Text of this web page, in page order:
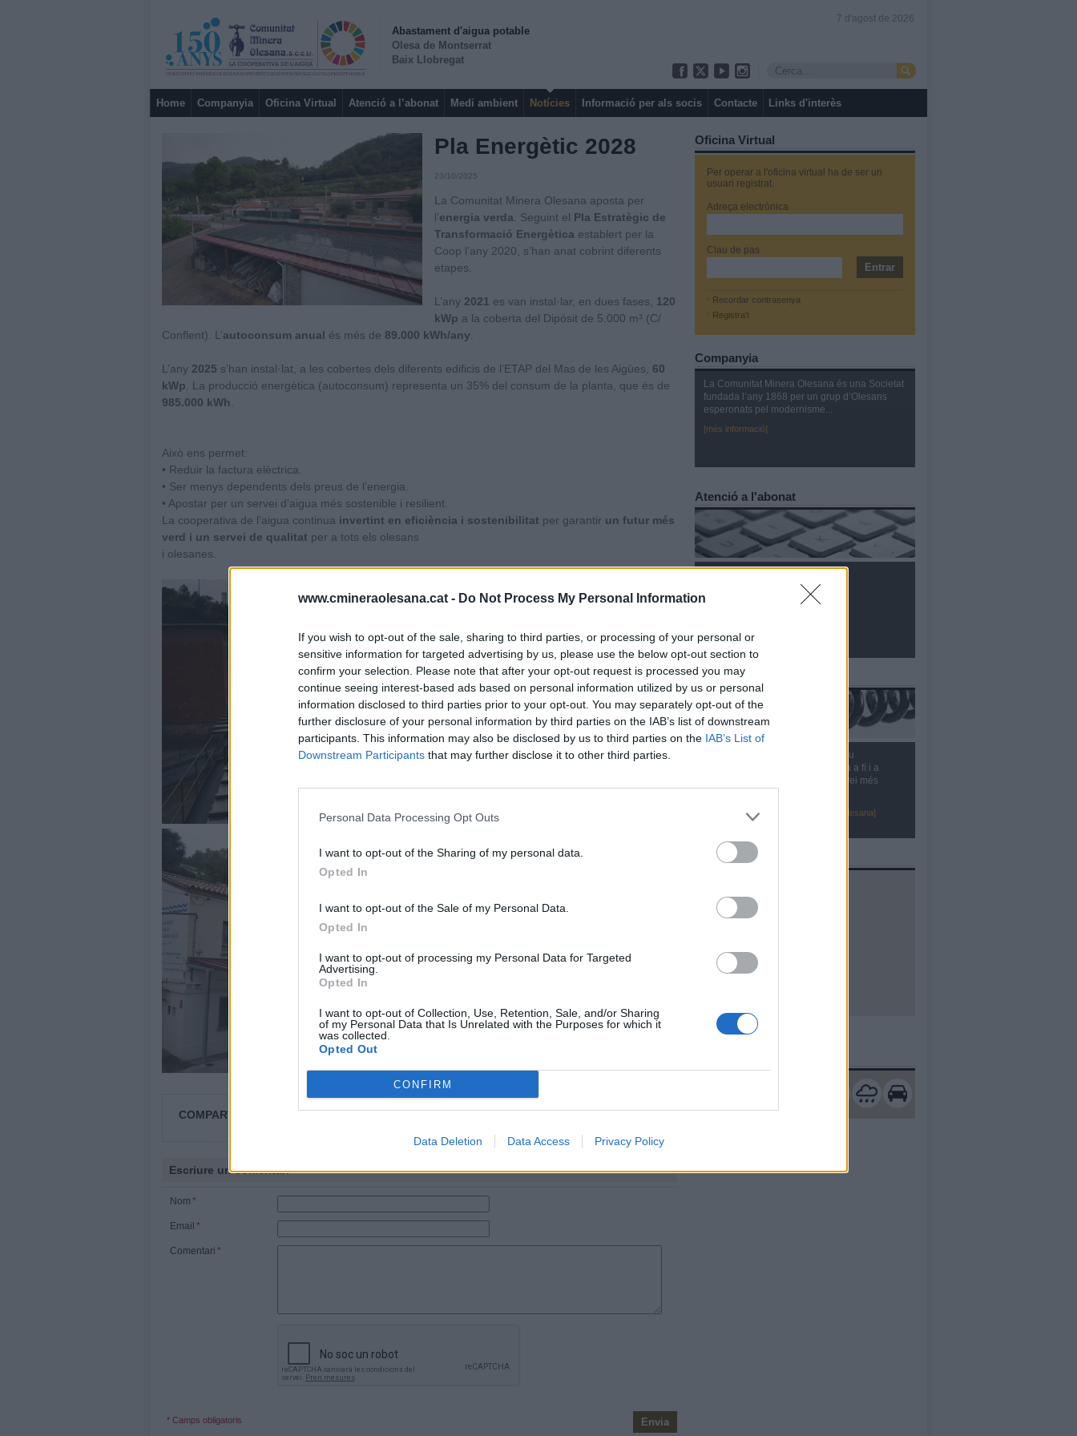
www.cmineraolesana.cat - Do Not Process My Personal Information
If you wish to opt-out of the sale, sharing to third parties, or processing of your personal or
sensitive information for targeted advertising by us, please use the below opt-out section to
confirm your selection. Please note that after your opt-out request is processed you may
continue seeing interest-based ads based on personal information utilized by us or personal
information disclosed to third parties prior to your opt-out. You may separately opt-out of the
further disclosure of your personal information by third parties on the IAB’s list of downstream
participants. This information may also be disclosed by us to third parties on the IAB’s List of
Downstream Participants that may further disclose it to other third parties.
Personal Data Processing Opt Outs
I want to opt-out of the Sharing of my personal data.
Opted In
I want to opt-out of the Sale of my Personal Data.
Opted In
I want to opt-out of processing my Personal Data for Targeted
Advertising.
Opted In
I want to opt-out of Collection, Use, Retention, Sale, and/or Sharing
of my Personal Data that Is Unrelated with the Purposes for which it
was collected.
Opted Out
CONFIRM
Data Deletion Data Access Privacy Policy
Abastament d'aigua potable
Olesa de Montserrat
Baix Llobregat
7 d'agost de 2026
Home Companyia Oficina Virtual Atenció a l’abonat Medi ambient Notícies Informació per als socis Contacte Links d'interès
Pla Energètic 2028
23/10/2025
La Comunitat Minera Olesana aposta per
l’energia verda . Seguint el Pla Estratègic de
Transformació Energètica establert per la
Coop l’any 2020, s’han anat cobrint diferents
etapes.
L’any 2021 es van instal·lar, en dues fases, 120
kWp a la coberta del Dipòsit de 5.000 m³ (C/
Conflent). L’autoconsum anual és més de 89.000 kWh/any
L’any 2025 s’han instal·lat, a les cobertes dels diferents edificis de l’ETAP del Mas de les Aigües, 60
kWp . La producció energètica (autoconsum) representa un 35% del consum de la planta, que és de
985.000 kWh
Això ens permet:
• Reduir la factura elèctrica.
• Ser menys dependents dels preus de l’energia.
• Apostar per un servei d’aigua més sostenible i resilient.
La cooperativa de l’aigua continua invertint en eficiència i sostenibilitat per garantir un futur més
verd i un servei de qualitat per a tots els olesans
i olesanes.
COMPARTEIX
Escriure un comentari
Nom *
Email *
Comentari *
* Camps obligatoris
Oficina Virtual
Per operar a l'oficina virtual ha de ser un
usuari registrat.
Adreça electrònica
Clau de pas
Recordar contrasenya
Registra't
Companyia
La Comunitat Minera Olesana és una Societat
fundada l’any 1868 per un grup d’Olesans
esperonats pel modernisme...
[més informació]
Atenció a l'abonat
Contractació de serveis
Preguntes més freqüents
Contacte
Us animem a fer-nos arribar el seu
suggeriment, reclamació o queixa a fí i a
efecte de poder oferir-vos un servei més
[contacta amb la Comunitat Minera Olesana]
Instal·lacions